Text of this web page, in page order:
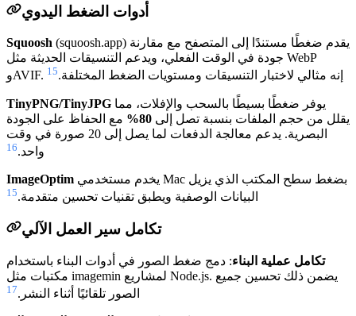
أدوات الضغط اليدوي
Squoosh (squoosh.app) يقدم ضغطًا مستندًا إلى المتصفح مع مقارنة
جودة في الوقت الفعلي، ويدعم التنسيقات الحديثة مثل WebP
وAVIF. إنه مثالي لاختبار التنسيقات ومستويات الضغط المختلفة.15
TinyPNG/TinyJPG
يقلل من حجم الملفات بنسبة تصل إلى 80%
مع الحفاظ على الجودة
البصرية. يدعم معالجة الدفعات لما يصل إلى 20 صورة في وقت
واحد.16
ImageOptim
البيانات الوصفية ويطبق تقنيات تحسين متقدمة.15
تكامل سير العمل الآلي
تكامل عملية البناء: دمج ضغط الصور في أدوات البناء باستخدام
مكتبات مثل imagemin لمشاريع Node.js. يضمن ذلك تحسين جميع
الصور تلقائيًا أثناء النشر.17